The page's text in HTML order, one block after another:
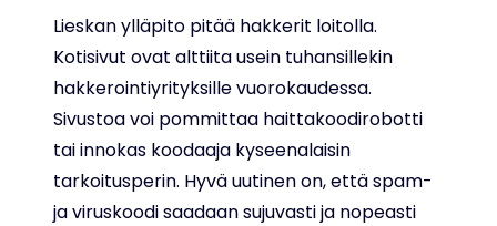
Lieskan ylläpito pitää hakkerit loitolla.
Kotisivut ovat alttiita usein tuhansillekin
hakkerointiyrityksille vuorokaudessa.
Sivustoa voi pommittaa haittakoodirobotti
tai innokas koodaaja kyseenalaisin
tarkoitusperin. Hyvä uutinen on, että spam-
ja viruskoodi saadaan sujuvasti ja nopeasti